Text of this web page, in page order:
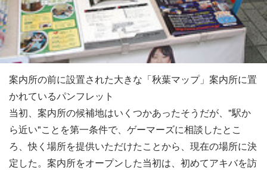
案内所の前に設置された大きな「秋葉マップ」案内所に置
かれているパンフレット
当初、案内所の候補地はいくつかあったそうだが、"駅か
ら近い"ことを第一条件で、ゲーマーズに相談したとこ
ろ、快く場所を提供いただけたことから、現在の場所に決
定した。案内所をオープンした当初は、初めてアキバを訪